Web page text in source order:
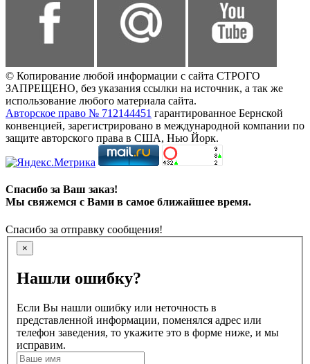
© Копирование любой информации с сайта СТРОГО
ЗАПРЕЩЕНО, без указания ссылки на источник, а так же
использование любого материала сайта.
Авторское право № 712144451 гарантированное Бернской
конвенцией, зарегистрировано в международной компании по
защите авторского права в США, Нью Йорк.
Спасибо за Ваш заказ!
Мы свяжемся с Вами в самое ближайшее время.
Спасибо за отправку сообщения!
×
Нашли ошибку?
Если Вы нашли ошибку или неточность в
представленной информации, поменялся адрес или
телефон заведения, то укажите это в форме ниже, и мы
исправим.